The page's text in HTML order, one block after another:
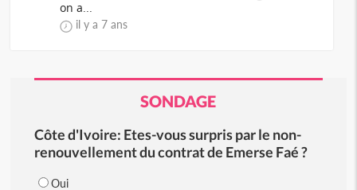
on a...
il y a 7 ans
SONDAGE
Côte d'Ivoire: Etes-vous surpris par le non-
renouvellement du contrat de Emerse Faé ?
Oui